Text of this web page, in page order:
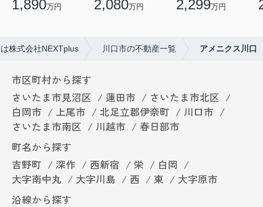
1,890万円 2,080万円 2,299万円
株式会社NEXTplus 川口市の不動産一覧 アメニクス川口
市区町村から探す
さいたま市見沼区
蓮田市
さいたま市北区
白岡市
上尾市 北足立郡伊奈町
川口市
さいたま市南区
川越市
春日部市
町名から探す
吉野町
深作 西新宿 栄
白岡
大字南中丸
大字川島 西 東
大字原市
沿線から探す